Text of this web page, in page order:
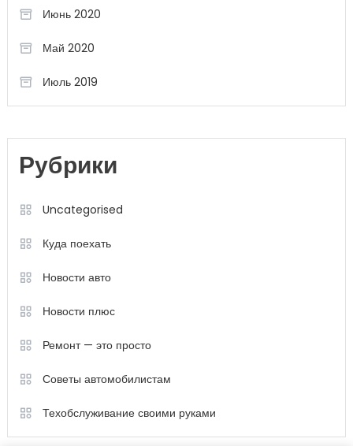
Июнь 2020
Май 2020
Июль 2019
Рубрики
Uncategorised
Куда поехать
Новости авто
Новости плюс
Ремонт — это просто
Советы автомобилистам
Техобслуживание своими руками